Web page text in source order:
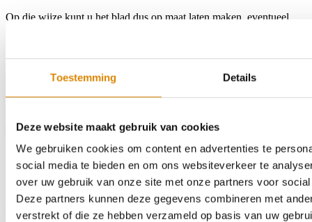
Toestemming Details
Deze website maakt gebruik van cookies
We gebruiken cookies om content en advertenties te
social media te bieden en om ons websiteverkeer te
over uw gebruik van onze site met onze partners voor
Deze partners kunnen deze gegevens combineren met
verstrekt of die ze hebben verzameld op basis van uw
Op die wijze kunt u het blad dus op maat laten maken, eventueel
0901LS RPO
Product bestellen
Home Assortiment Kleurstalen Over ons Outlet Contact Zoeken